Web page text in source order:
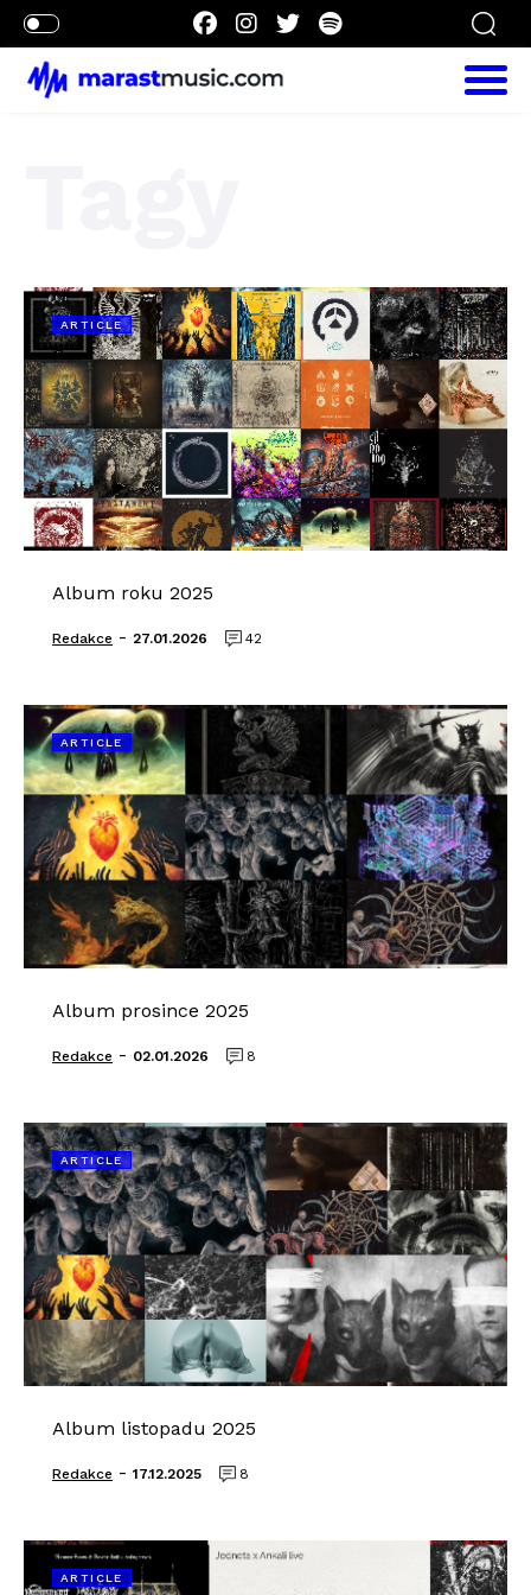
ARTICLE
Album roku 2025
Redakce - 27.01.2026 42
ARTICLE
Album prosince 2025
Redakce - 02.01.2026 8
ARTICLE
Album listopadu 2025
Redakce - 17.12.2025 8
ARTICLE